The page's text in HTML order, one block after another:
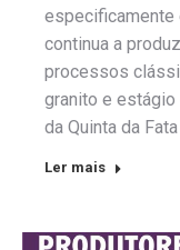
especificamente
continua a
processos
granito e estágio
da Quinta da
Ler mais